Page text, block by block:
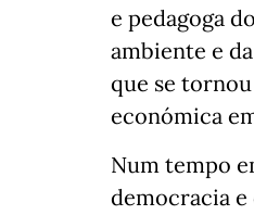
e pedagoga
ambiente e
que se
económica
Num tempo
democracia